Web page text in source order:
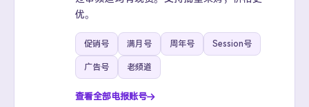
优。
促销号 满月号 周年号 Session号
广告号 老频道
查看全部电报账号